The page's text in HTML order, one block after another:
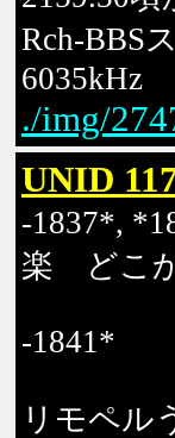
Rch-BBS
6035kHz
./img/
UNID
-1837*,
楽 どこ
-1841*
リモペル